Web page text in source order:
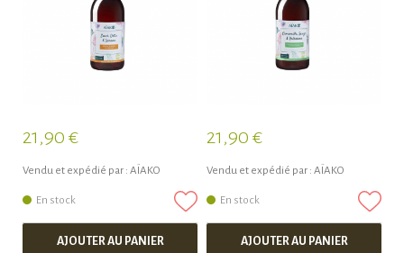
21,90 €
Vendu et expédié par : AÏAKO
En stock
AJOUTER AU PANIER
21,90 €
Vendu et expédié par : AÏAKO
En stock
AJOUTER AU PANIER